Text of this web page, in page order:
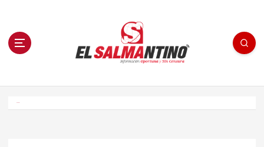
n El Salmantino - medios/noticias/editorial